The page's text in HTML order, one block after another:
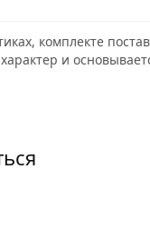
комплекте
и